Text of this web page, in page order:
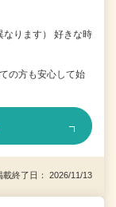
ります） 好きな時
の方も安心して始
終了日： 2026/11/13